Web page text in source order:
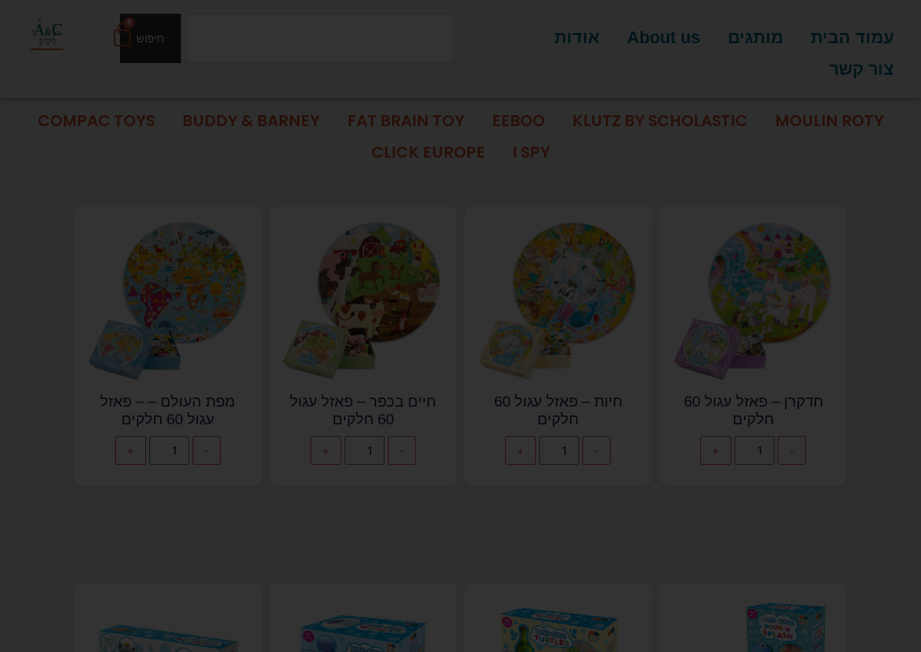
עמוד הבית מותגים About us
אודות
צור קשר
חיפוש
0
MOULIN ROTY
KLUTZ BY SCHOLASTIC
EEBOO
FAT BRAIN TOY
BUDDY & BARNEY
COMPAC TOYS
I SPY
CLICK EUROPE
חדקרן – פאזל עגול 60
חלקים
-
+
חיות – פאזל עגול 60
חלקים
-
+
חיים בכפר – פאזל עגול
60 חלקים
-
+
מפת העולם – – פאזל
עגול 60 חלקים
-
+